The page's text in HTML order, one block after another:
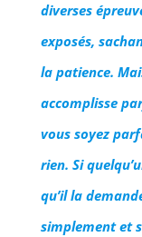
diverses
exposés,
la patience.
accomplisse
vous soyez
rien. Si
qu’il la
simplement et